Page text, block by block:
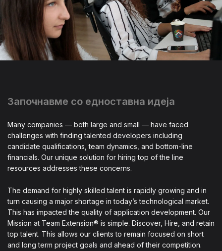
Започнавме со едноставна идеја
Many companies — both large and small — have faced
challenges with finding talented developers including
candidate qualifications, team dynamics, and bottom-line
financials. Our unique solution for hiring top of the line
resources addresses these concerns.
The demand for highly skilled talent is rapidly growing and in
turn causing a major shortage in today’s technological market.
This has impacted the quality of application development. Our
Mission at Team Extension® is simple. Discover, Hire, and retain
top talent. This allows our clients to remain focused on short
and long term project goals and ahead of their competition.